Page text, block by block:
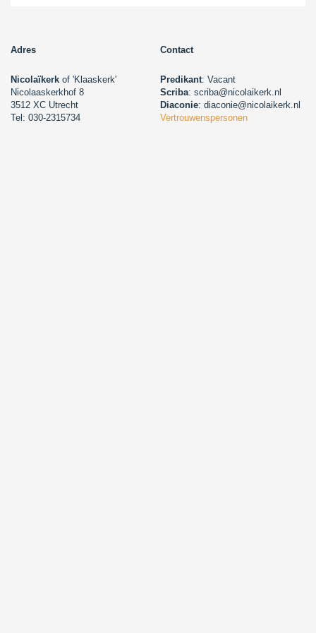
Adres Contact
Nicolaïkerk of 'Klaaskerk'
Nicolaaskerkhof 8
3512 XC Utrecht
Tel: 030-2315734
Predikant: Vacant
Scriba: scriba@nicolaikerk.nl
Diaconie: diaconie@nicolaikerk.nl
Vertrouwenspersonen